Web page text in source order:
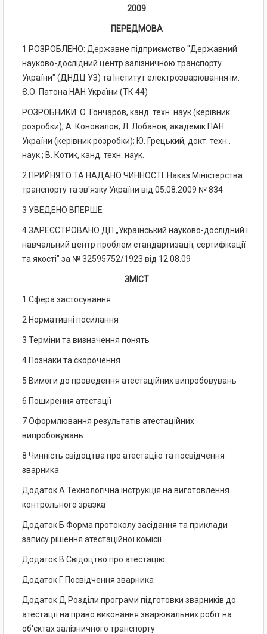
2009
ПЕРЕДМОВА
1 РОЗРОБЛЕНО: Державне підприємство "Державний
науково-дослідний центр залізничною транспорту
України" (ДНДЦ УЗ) та Інститут електрозварювання ім.
Є.О. Патона НАН України (ТК 44)
РОЗРОБНИКИ: О. Гончаров, канд. техн. наук (керівник
розробки); А. Коновалов; Л. Лобанов, академік ПАН
України (керівник розробки); Ю. Грецький, докт. техн..
наук.; В. Котик, канд. техн. наук.
2 ПРИЙНЯТО ТА НАДАНО ЧИННОСТІ: Наказ Міністерства
транспорту та зв'язку України від 05.08.2009 № 834
3 УВЕДЕНО ВПЕРШЕ
4 ЗАРЕЄСТРОВАНО ДП „Український науково-дослідний і
навчальний центр проблем стандартизації, сертифікації
та якості" за № 32595752/1923 від 12.08.09
ЗМІСТ
1 Сфера застосування
2 Нормативні посилання
3 Терміни та визначення понять
4 Познаки та скорочення
5 Вимоги до проведення атестаційних випробовувань
6 Поширення атестації
7 Оформлювання результатів атестаційних
випробовувань
8 Чинність свідоцтва про атестацію та посвідчення
зварника
Додаток А Технологічна інструкція на виготовлення
контрольного зразка
Додаток Б Форма протоколу засідання та приклади
запису рішення атестаційної комісії
Додаток В Свідоцтво про атестацію
Додаток Г Посвідчення зварника
Додаток Д Розділи програми підготовки зварників до
атестації на право виконання зварювальних робіт на
об'єктах залізничного транспорту